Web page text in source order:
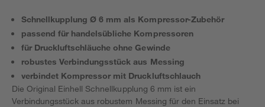
Schnellkupplung Ø 6 mm als Kompressor-Zubehör
passend für handelsübliche Kompressoren
für Druckluftschläuche ohne Gewinde
robustes Verbindungsstück aus Messing
verbindet Kompressor mit Druckluftschlauch
Die Original Einhell Schnellkupplung 6 mm ist ein
Verbindungsstück aus robustem Messing für den Einsatz bei